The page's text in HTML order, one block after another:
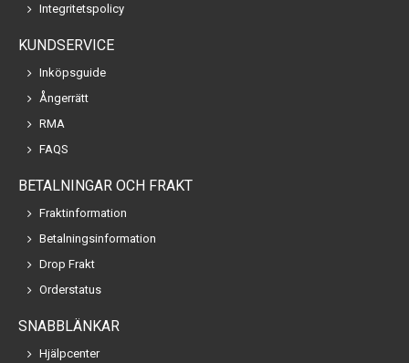
Integritetspolicy
KUNDSERVICE
Inköpsguide
Ångerrätt
RMA
FAQS
BETALNINGAR OCH FRAKT
Fraktinformation
Betalningsinformation
Drop Frakt
Orderstatus
SNABBLÄNKAR
Hjälpcenter